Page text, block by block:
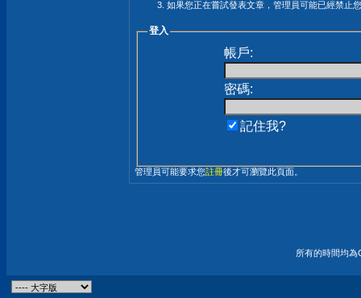
如果您正在嘗試發表文章，管理員可能已經禁止
登入
帳戶:
密碼:
記住我?
管理員可能要求您註冊後才可瀏覽此頁面。
所有的時間均為